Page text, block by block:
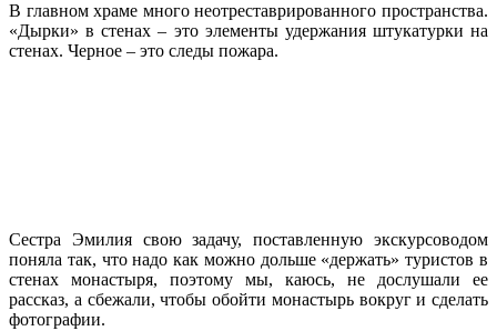
В главном храме много неотреставрированного пространства.
«Дырки» в стенах – это элементы удержания штукатурки на
стенах. Черное – это следы пожара.
Сестра Эмилия свою задачу, поставленную экскурсоводом
поняла так, что надо как можно дольше «держать» туристов в
стенах монастыря, поэтому мы, каюсь, не дослушали ее
рассказ, а сбежали, чтобы обойти монастырь вокруг и сделать
фотографии.